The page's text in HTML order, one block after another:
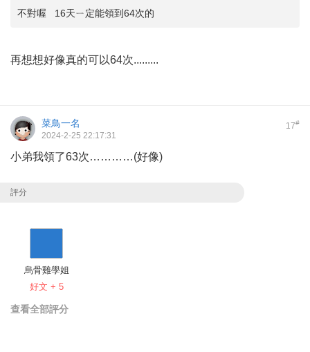
不對喔 16天ㄧ定能領到64次的
再想想好像真的可以64次.........
17#
菜鳥一名
2024-2-25 22:17:31
小弟我領了63次…………(好像)
評分
烏骨雞學姐
好文 + 5
查看全部評分